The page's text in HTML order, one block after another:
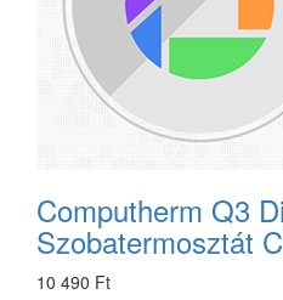
Computherm Q3
Szobatermosztát
10 490 Ft